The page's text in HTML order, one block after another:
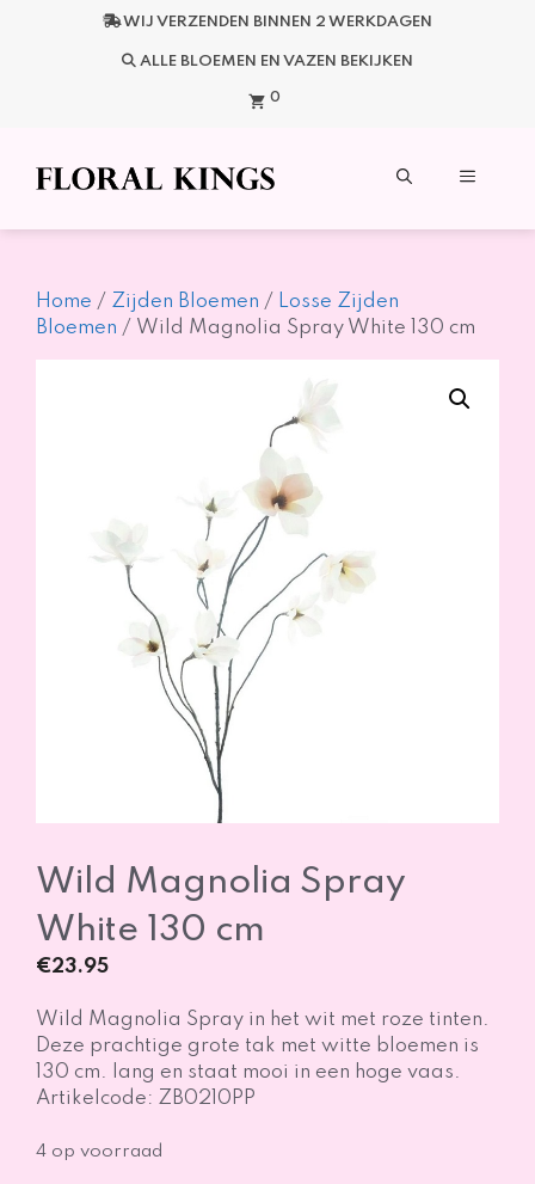
WIJ VERZENDEN BINNEN 2 WERKDAGEN
ALLE BLOEMEN EN VAZEN BEKIJKEN
0
Menu
Home / Zijden Bloemen / Losse Zijden
Bloemen / Wild Magnolia Spray White 130 cm
Wild Magnolia Spray
White 130 cm
€23.95
Wild Magnolia Spray in het wit met roze tinten.
Deze prachtige grote tak met witte bloemen is
130 cm. lang en staat mooi in een hoge vaas.
Artikelcode: ZB0210PP
4 op voorraad